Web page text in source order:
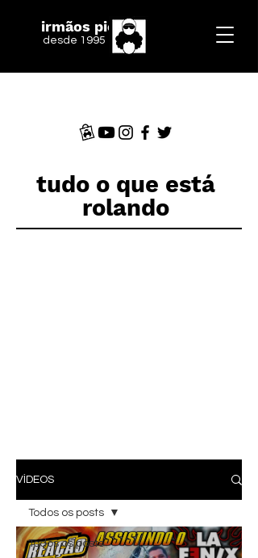
irmãos piologo
desde 1995
tudo o que está
rolando
VÍDEOS
Todos os posts
Todos os posts